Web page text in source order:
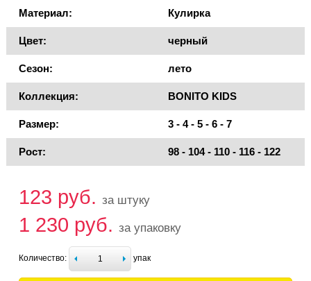
Материал: Кулирка
Цвет: черный
Сезон: лето
Коллекция: BONITO KIDS
Размер: 3 - 4 - 5 - 6 - 7
Рост: 98 - 104 - 110 - 116 - 122
123 руб. за штуку
1 230 руб. за упаковку
Количество: упак